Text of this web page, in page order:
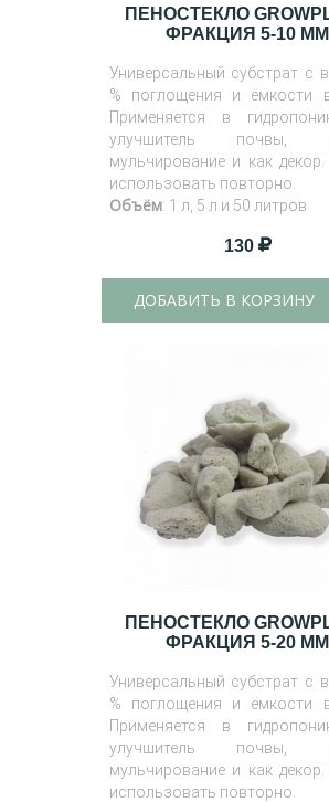
ПЕНОСТЕКЛО
ФРАКЦИЯ 5-10 ММ
Универсальный субстрат с
% поглощения и ёмкости
Применяется в
улучшитель почвы,
мульчирование и как
использовать повторно.
Объём: 1 л, 5 л и 50 литров
130
ДОБАВИТЬ В КОРЗИНУ
ПЕНОСТЕКЛО
ФРАКЦИЯ 5-20 ММ
Универсальный субстрат с
% поглощения и ёмкости
Применяется в
улучшитель почвы,
мульчирование и как
использовать повторно.